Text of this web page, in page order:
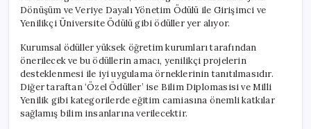
Dönüşüm ve Veriye Dayalı Yönetim Ödülü ile Girişimci ve
Yenilikçi Üniversite Ödülü gibi ödüller yer alıyor.
Kurumsal ödüller yüksek öğretim kurumları tarafından
önerilecek ve bu ödüllerin amacı, yenilikçi projelerin
desteklenmesi ile iyi uygulama örneklerinin tanıtılmasıdır.
Diğer taraftan ‘Özel Ödüller’ ise Bilim Diplomasisi ve Milli
Yenilik gibi kategorilerde eğitim camiasına önemli katkılar
sağlamış bilim insanlarına verilecektir.